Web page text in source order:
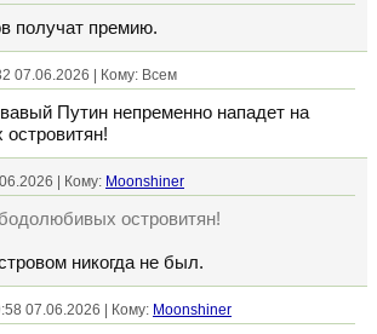
получат премию.
07.06.2026 | Кому: Всем
Путин непременно нападет на
| Кому: Moonshiner
островитян!
никогда не был.
07.06.2026 | Кому: Moonshiner